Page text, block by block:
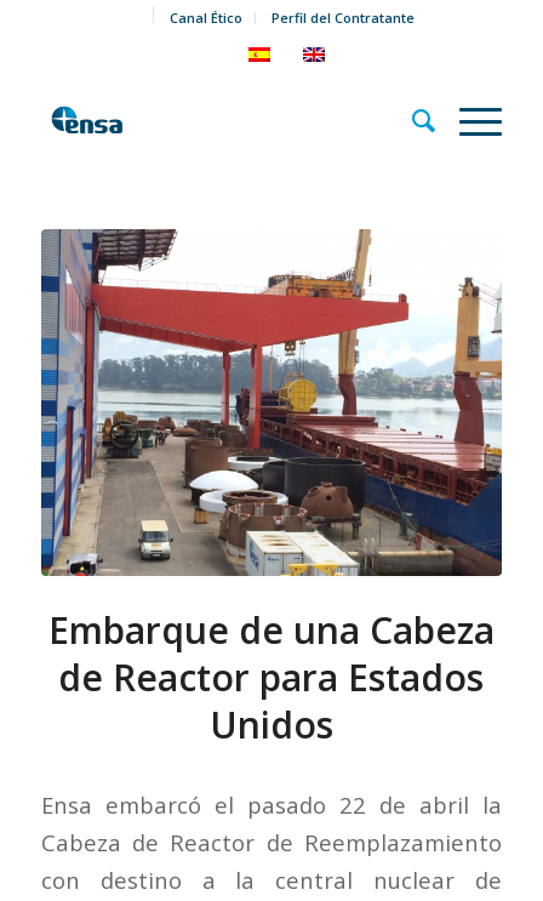
Canal Ético Perfil del Contratante
Embarque de una Cabeza
de Reactor para Estados
Unidos
Ensa embarcó el pasado 22 de abril la
Cabeza de Reactor de Reemplazamiento
con destino a la central nuclear de